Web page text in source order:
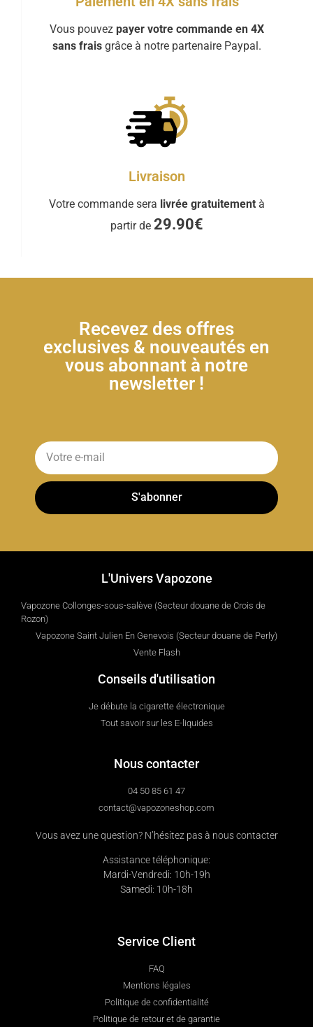
Vous pouvez payer votre commande en 4X
sans frais grâce à notre partenaire Paypal.
Livraison
Votre commande sera livrée gratuitement à
partir de 29.90€
Recevez des offres
exclusives & nouveautés en
vous abonnant à notre
newsletter !
S'abonner
L'Univers Vapozone
Vapozone Collonges-sous-salève (Secteur douane de Crois de
Rozon)
Vapozone Saint Julien En Genevois (Secteur douane de Perly)
Vente Flash
Conseils d'utilisation
Je débute la cigarette électronique
Tout savoir sur les E-liquides
Nous contacter
04 50 85 61 47
contact@vapozoneshop.com
Vous avez une question? N’hésitez pas à nous contacter
Assistance téléphonique:
Mardi-Vendredi: 10h-19h
Samedi: 10h-18h
Service Client
FAQ
Mentions légales
Politique de confidentialité
Politique de retour et de garantie